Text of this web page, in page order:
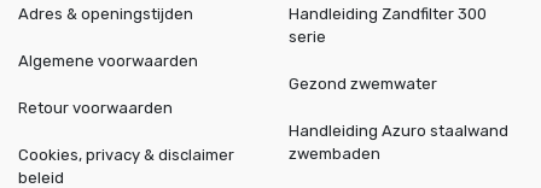
Adres & openingstijden
Algemene voorwaarden
Retour voorwaarden
Cookies, privacy & disclaimer
beleid
Handleiding Zandfilter 300
serie
Gezond zwemwater
Handleiding Azuro staalwand
zwembaden